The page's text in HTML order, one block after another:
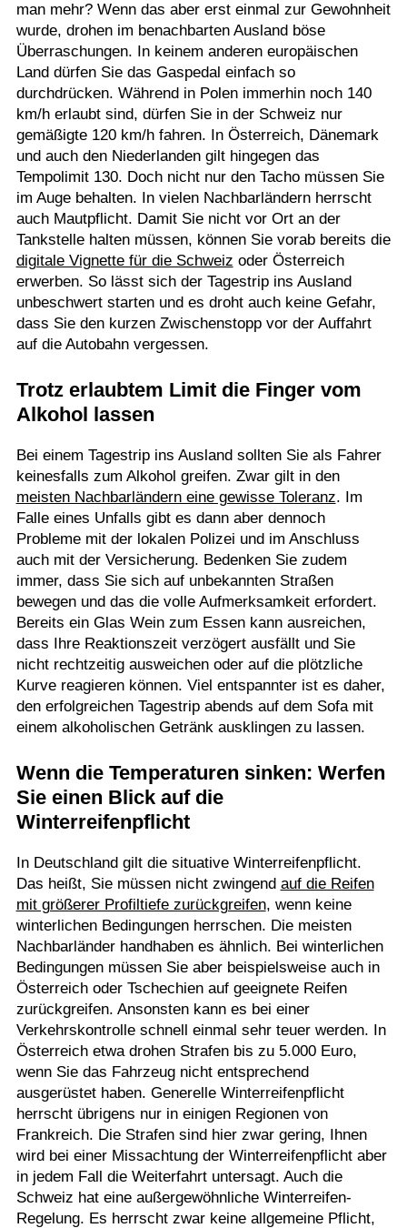
man mehr? Wenn das aber erst einmal zur Gewohnheit
wurde, drohen im benachbarten Ausland böse
Überraschungen. In keinem anderen europäischen
Land dürfen Sie das Gaspedal einfach so
durchdrücken. Während in Polen immerhin noch 140
km/h erlaubt sind, dürfen Sie in der Schweiz nur
gemäßigte 120 km/h fahren. In Österreich, Dänemark
und auch den Niederlanden gilt hingegen das
Tempolimit 130. Doch nicht nur den Tacho müssen Sie
im Auge behalten. In vielen Nachbarländern herrscht
auch Mautpflicht. Damit Sie nicht vor Ort an der
Tankstelle halten müssen, können Sie vorab bereits die
digitale Vignette für die Schweiz oder Österreich
erwerben. So lässt sich der Tagestrip ins Ausland
unbeschwert starten und es droht auch keine Gefahr,
dass Sie den kurzen Zwischenstopp vor der Auffahrt
auf die Autobahn vergessen.
Trotz erlaubtem Limit die Finger vom
Alkohol lassen
Bei einem Tagestrip ins Ausland sollten Sie als Fahrer
keinesfalls zum Alkohol greifen. Zwar gilt in den
meisten Nachbarländern eine gewisse Toleranz. Im
Falle eines Unfalls gibt es dann aber dennoch
Probleme mit der lokalen Polizei und im Anschluss
auch mit der Versicherung. Bedenken Sie zudem
immer, dass Sie sich auf unbekannten Straßen
bewegen und das die volle Aufmerksamkeit erfordert.
Bereits ein Glas Wein zum Essen kann ausreichen,
dass Ihre Reaktionszeit verzögert ausfällt und Sie
nicht rechtzeitig ausweichen oder auf die plötzliche
Kurve reagieren können. Viel entspannter ist es daher,
den erfolgreichen Tagestrip abends auf dem Sofa mit
einem alkoholischen Getränk ausklingen zu lassen.
Wenn die Temperaturen sinken: Werfen
Sie einen Blick auf die
Winterreifenpflicht
In Deutschland gilt die situative Winterreifenpflicht.
Das heißt, Sie müssen nicht zwingend auf die Reifen
mit größerer Profiltiefe zurückgreifen, wenn keine
winterlichen Bedingungen herrschen. Die meisten
Nachbarländer handhaben es ähnlich. Bei winterlichen
Bedingungen müssen Sie aber beispielsweise auch in
Österreich oder Tschechien auf geeignete Reifen
zurückgreifen. Ansonsten kann es bei einer
Verkehrskontrolle schnell einmal sehr teuer werden. In
Österreich etwa drohen Strafen bis zu 5.000 Euro,
wenn Sie das Fahrzeug nicht entsprechend
ausgerüstet haben. Generelle Winterreifenpflicht
herrscht übrigens nur in einigen Regionen von
Frankreich. Die Strafen sind hier zwar gering, Ihnen
wird bei einer Missachtung der Winterreifenpflicht aber
in jedem Fall die Weiterfahrt untersagt. Auch die
Schweiz hat eine außergewöhnliche Winterreifen-
Regelung. Es herrscht zwar keine allgemeine Pflicht,